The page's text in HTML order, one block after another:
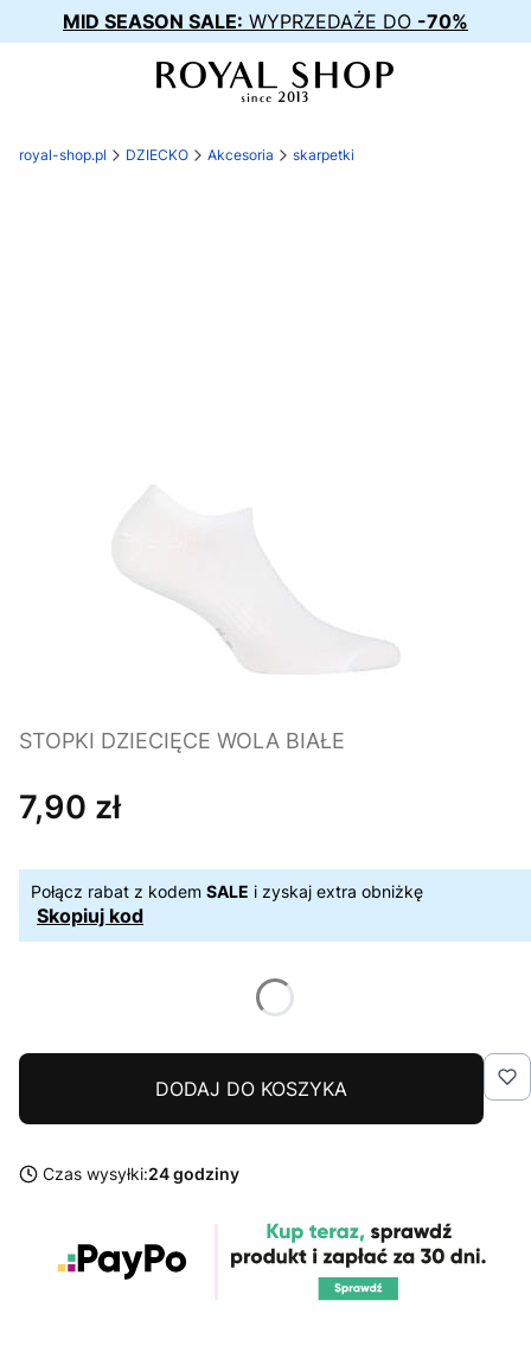
MID SEASON SALE: WYPRZEDAŻE DO -70%
royal-shop.pl DZIECKO Akcesoria skarpetki
STOPKI DZIECIĘCE WOLA BIAŁE
Cena
7,90 zł
Połącz rabat z kodem SALE i zyskaj extra obniżkę
Skopiuj kod
DODAJ DO KOSZYKA
Czas wysyłki:24 godziny